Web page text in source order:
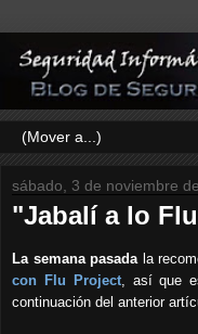
sábado, 3 de noviembre
"Jabalí a lo
La semana pasadala
con Flu Project, asíque
continuación del anterior